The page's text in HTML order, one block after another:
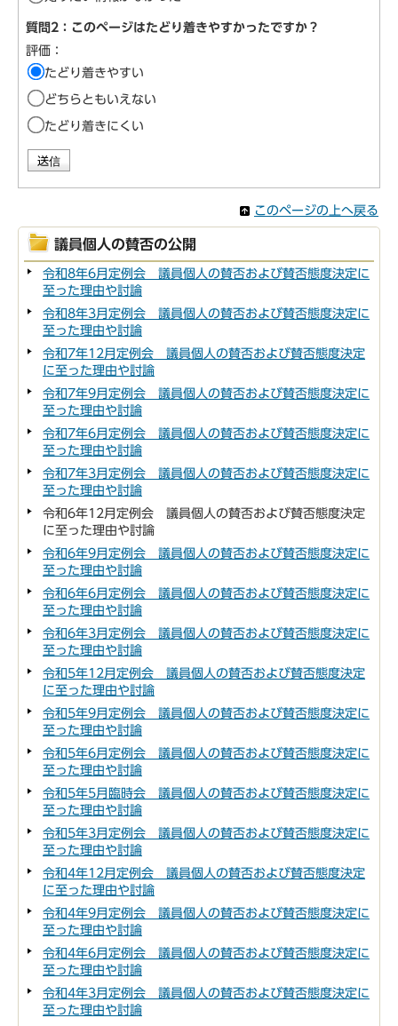
質問2：このページはたどり着きやすかったですか？
評価：
たどり着きやすい
どちらともいえない
たどり着きにくい
このページの上へ戻る
議員個人の賛否の公開
令和8年6月定例会 議員個人の賛否および賛否態度決定に
至った理由や討論
令和8年3月定例会 議員個人の賛否および賛否態度決定に
至った理由や討論
令和7年12月定例会 議員個人の賛否および賛否態度決定
に至った理由や討論
令和7年9月定例会 議員個人の賛否および賛否態度決定に
至った理由や討論
令和7年6月定例会 議員個人の賛否および賛否態度決定に
至った理由や討論
令和7年3月定例会 議員個人の賛否および賛否態度決定に
至った理由や討論
令和6年12月定例会 議員個人の賛否および賛否態度決定
に至った理由や討論
令和6年9月定例会 議員個人の賛否および賛否態度決定に
至った理由や討論
令和6年6月定例会 議員個人の賛否および賛否態度決定に
至った理由や討論
令和6年3月定例会 議員個人の賛否および賛否態度決定に
至った理由や討論
令和5年12月定例会 議員個人の賛否および賛否態度決定
に至った理由や討論
令和5年9月定例会 議員個人の賛否および賛否態度決定に
至った理由や討論
令和5年6月定例会 議員個人の賛否および賛否態度決定に
至った理由や討論
令和5年5月臨時会 議員個人の賛否および賛否態度決定に
至った理由や討論
令和5年3月定例会 議員個人の賛否および賛否態度決定に
至った理由や討論
令和4年12月定例会 議員個人の賛否および賛否態度決定
に至った理由や討論
令和4年9月定例会 議員個人の賛否および賛否態度決定に
至った理由や討論
令和4年6月定例会 議員個人の賛否および賛否態度決定に
至った理由や討論
令和4年3月定例会 議員個人の賛否および賛否態度決定に
至った理由や討論